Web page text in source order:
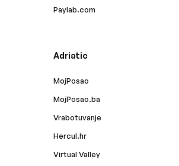
Paylab.com
Adriatic
MojPosao
MojPosao.ba
Vrabotuvanje
Hercul.hr
Virtual Valley